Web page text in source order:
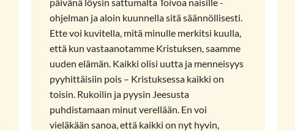
ohjelman ja aloin kuunnella sitä säännöllisesti.
Ette voi kuvitella, mitä minulle merkitsi kuulla,
että kun vastaanotamme Kristuksen, saamme
uuden elämän. Kaikki olisi uutta ja menneisyys
pyyhittäisiin pois – Kristuksessa kaikki on
toisin. Rukoilin ja pyysin Jeesusta
puhdistamaan minut verellään. En voi
vieläkään sanoa, että kaikki on nyt hyvin,